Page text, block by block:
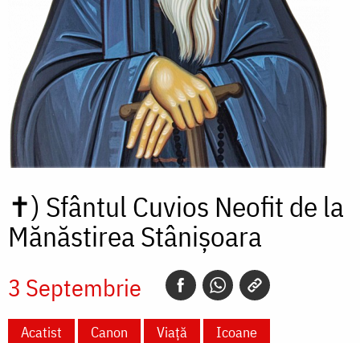
✝) Sfântul Cuvios Neofit de la
Mănăstirea Stânișoara
3 Septembrie
Acatist Canon Viață
Icoane